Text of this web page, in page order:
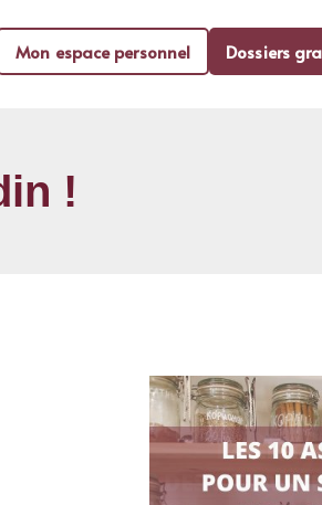
Mon espace personnel Dossiers
!